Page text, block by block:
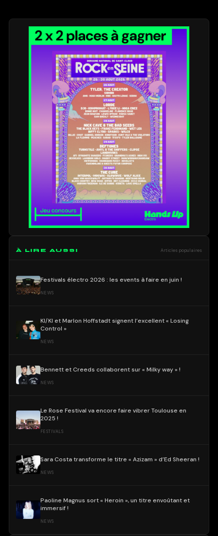
À LIRE AUSSI Articles populaires
Festivals électro 2026 : les events à faire en juin !
NEWS
KI/KI et Marlon Hoffstadt signent l’excellent « Losing
Control »
NEWS
Bennett et Creeds collaborent sur « Milky way » !
NEWS
Le Rose Festival va encore faire vibrer Toulouse en
2025 !
FESTIVALS
Sara Costa transforme le titre « Azizam » d’Ed Sheeran !
NEWS
Paoline Magnus sort « Heroin », un titre envoûtant et
immersif !
NEWS